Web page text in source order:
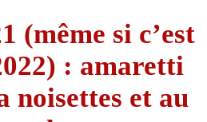
(même si c’est
: amaretti
noisettes et au